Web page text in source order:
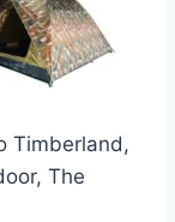
Timberland,
The